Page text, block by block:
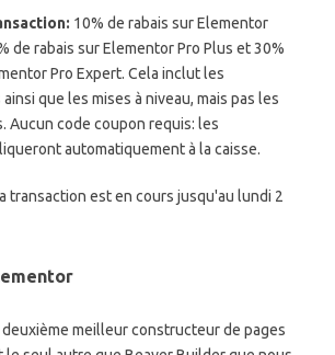
10% de rabais sur Elementor
de rabais sur Elementor Pro Plus et 30%
Pro Expert. Cela inclut les
que les mises à niveau, mais pas les
Aucun code coupon requis: les
automatiquement à la caisse.
transaction est en cours jusqu'au lundi 2
meilleur constructeur de pages